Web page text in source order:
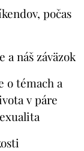
počas
a náš záväzok
o témach a
v páre